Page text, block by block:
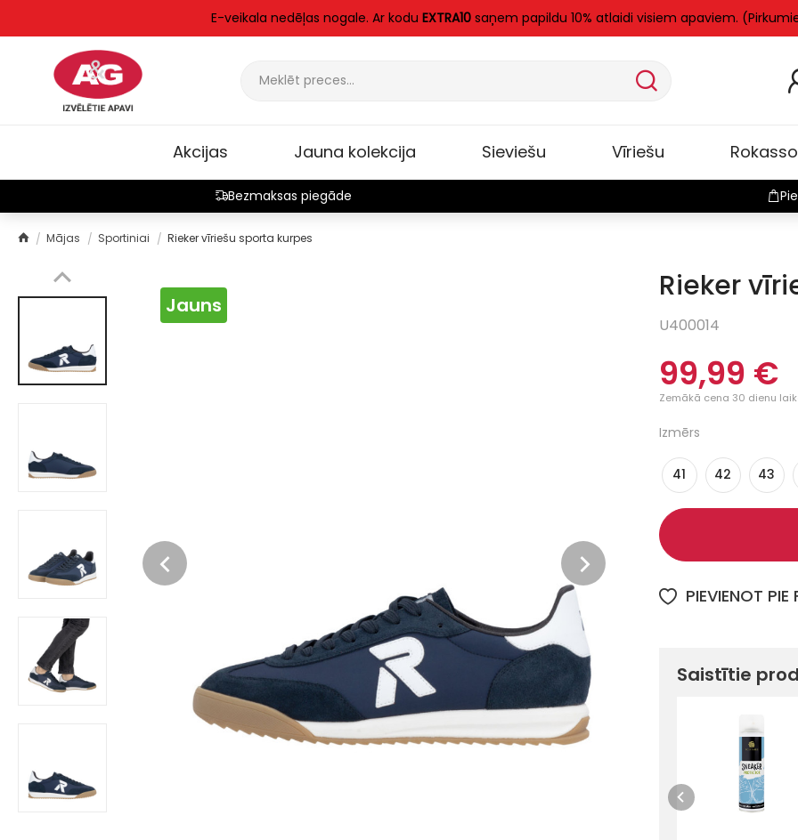
E-veikala nedēļas nogale. Ar kodu EXTRA10saņem papildu 10% atlaidi visiem apaviem.
Akcijas Jauna kolekcija Sieviešu Vīriešu
Bezmaksas piegāde
Mājas Sportiniai Rieker vīriešu sporta kurpes
Jauns
Rieker
U400014
99,99 €
Zemākā cena 30 dienu
Izmērs
41 42 43
PIEVIENOT
Saistītie